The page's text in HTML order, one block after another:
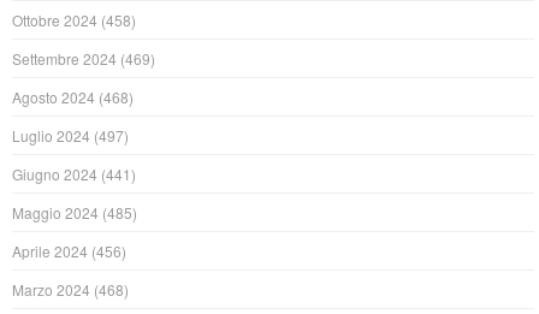
Ottobre 2024 (458)
Settembre 2024 (469)
Agosto 2024 (468)
Luglio 2024 (497)
Giugno 2024 (441)
Maggio 2024 (485)
Aprile 2024 (456)
Marzo 2024 (468)